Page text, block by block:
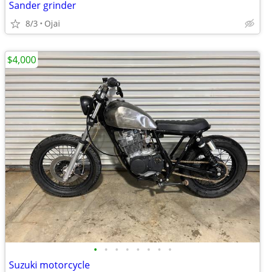
Sander grinder
8/3 Ojai
• • • • • • • •
Suzuki motorcycle
$4,000